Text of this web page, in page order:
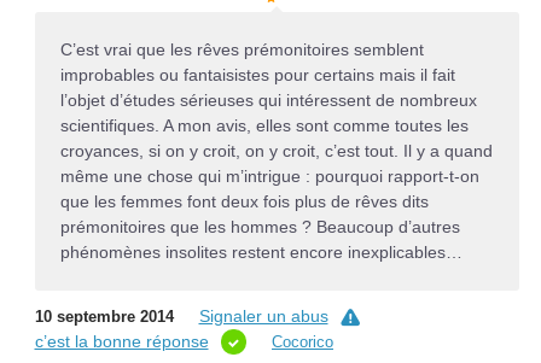
C’est vrai que les rêves prémonitoires semblent
improbables ou fantaisistes pour certains mais il fait
l’objet d’études sérieuses qui intéressent de nombreux
scientifiques. A mon avis, elles sont comme toutes les
croyances, si on y croit, on y croit, c’est tout. Il y a quand
même une chose qui m’intrigue : pourquoi rapport-t-on
que les femmes font deux fois plus de rêves dits
prémonitoires que les hommes ? Beaucoup d’autres
phénomènes insolites restent encore inexplicables…
10 septembre 2014
Signaler un abus
c’est la bonne réponse
Cocorico